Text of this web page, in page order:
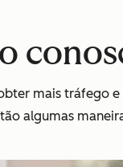
mais tráfego
algumas